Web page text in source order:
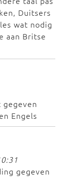
Duitsers
wat nodig
aan Britse
Engels
gegeven